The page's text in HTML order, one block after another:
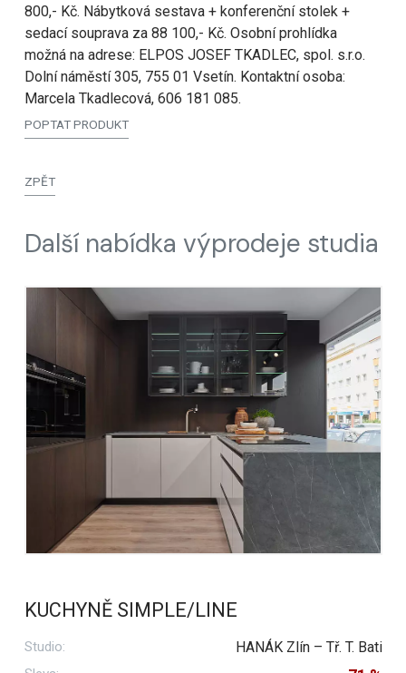
800,- Kč. Nábytková sestava + konferenční stolek +
sedací souprava za 88 100,- Kč. Osobní prohlídka
možná na adrese: ELPOS JOSEF TKADLEC, spol. s.r.o.
Dolní náměstí 305, 755 01 Vsetín. Kontaktní osoba:
Marcela Tkadlecová, 606 181 085.
POPTAT PRODUKT
ZPĚT
Další nabídka výprodeje studia
KUCHYNĚ SIMPLE/LINE
Studio: HANÁK Zlín – Tř. T. Bati